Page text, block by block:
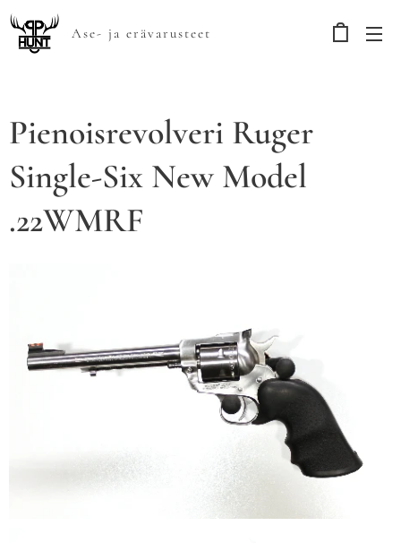
Ase- ja erävarusteet
Pienoisrevolveri Ruger
Single-Six New Model
.22WMRF